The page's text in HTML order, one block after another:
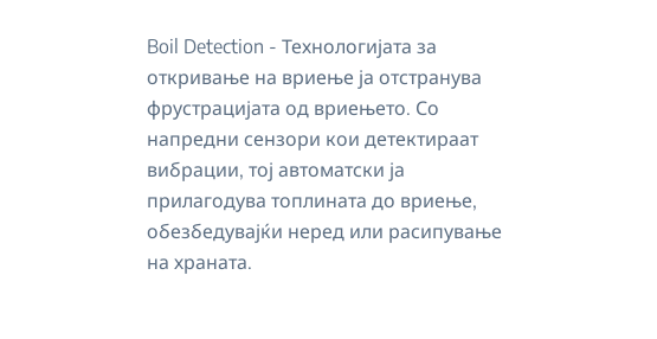
Boil Detection - Технологијата за
откривање на вриење ја отстранува
фрустрацијата од вриењето. Со
напредни сензори кои детектираат
вибрации, тој автоматски ја
прилагодува топлината до вриење,
обезбедувајќи неред или расипување
на храната.